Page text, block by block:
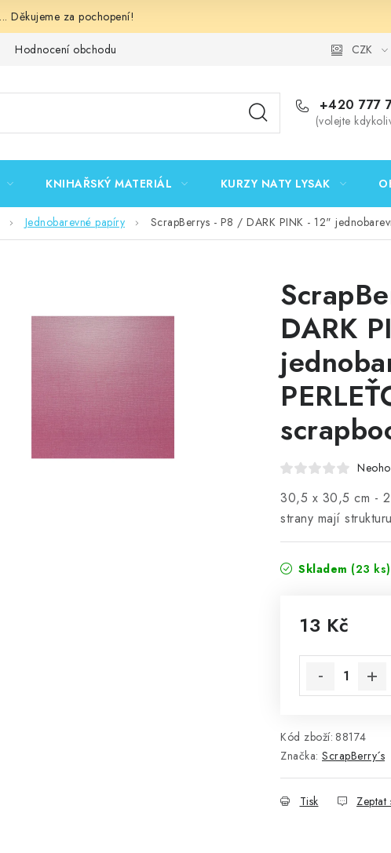
Děkujeme za pochopení!
Hodnocení obchodu Podmínky ochrany
CZK
+420 777
(volejte
KNIHAŘSKÝ MATERIÁL KURZY NATY LYSAK
Jednobarevné papíry ScrapBerrys - P8 / DARK PINK - 12"
DARK
30,5 x 30,5 cm -
strany mají
Skladem (23 ks)
13 Kč
Kód zboží: 88174
Značka: ScrapBerry´s
Tisk Zeptat